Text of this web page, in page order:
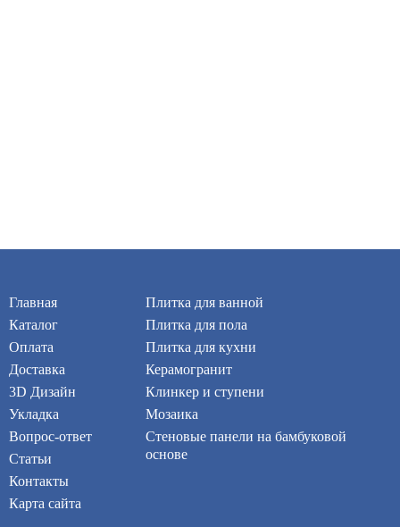
Главная
Каталог
Оплата
Доставка
3D Дизайн
Укладка
Вопрос-ответ
Статьи
Контакты
Карта сайта
Плитка для ванной
Плитка для пола
Плитка для кухни
Керамогранит
Клинкер и ступени
Мозаика
Стеновые панели на бамбуковой
основе